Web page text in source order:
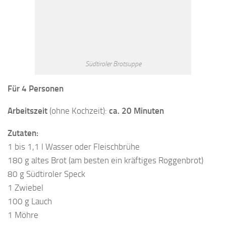
Südtiroler Brotsuppe
Für 4 Personen
Arbeitszeit (ohne Kochzeit): ca. 20 Minuten
Zutaten:
1 bis 1,1 l Wasser oder Fleischbrühe
180 g altes Brot (am besten ein kräftiges Roggenbrot)
80 g Südtiroler Speck
1 Zwiebel
100 g Lauch
1 Möhre